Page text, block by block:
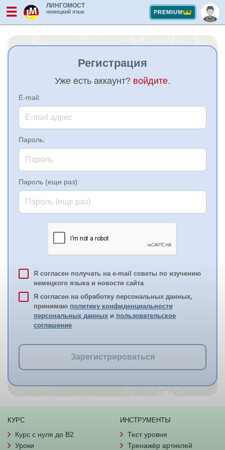
☰ ЛИНГОМОСТ
немецкий язык PREMIUM
Регистрация
Уже есть аккаунт? войдите.
E-mail:
Пароль:
Пароль (еще раз):
Я согласен получать на e-mail советы по изучению
немецкого языка и новости сайта
Я согласен на обработку персональных данных,
принимаю политику конфиденциальности
персональных данных и пользовательское
соглашение
Зарегистрироваться
КУРС
Курс с нуля до B2
Уроки
ИНСТРУМЕНТЫ
Тест уровня
Тренажёр артиклей